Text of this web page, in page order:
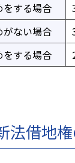
をする場合
がない場合
をする場合
法借地